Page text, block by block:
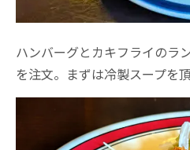
ハンバーグとカキフライのラ
を注文。まずは冷製スープを